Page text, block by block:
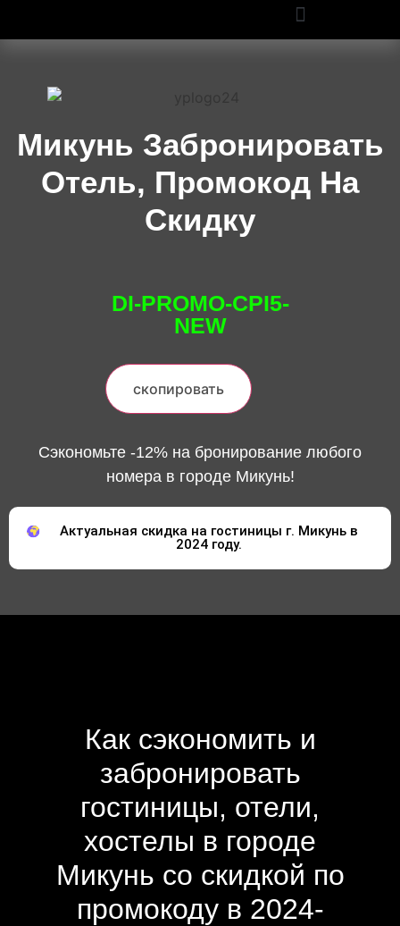
Микунь Забронировать
Отель, Промокод На
Скидку
DI-PROMO-CPI5-
NEW
скопировать
Сэкономьте -12% на бронирование любого
номера в городе Микунь!
Актуальная скидка на гостиницы г. Микунь в
2024 году.
Как сэкономить и
забронировать
гостиницы, отели,
хостелы в городе
Микунь со скидкой по
промокоду в 2024-